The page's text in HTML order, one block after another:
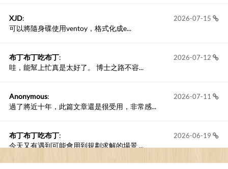
2026-07-15
XJD:
可以將隨身碟使用ventoy，格式化成e...
2026-07-12
布丁布丁吃布丁:
哇，能幫上忙真是太好了。 博士之路不容...
2026-07-11
Anonymous:
過了將近十年，此篇文章還是很受用，非常感...
2026-06-19
布丁布丁吃布丁:
今天又有遇到可能會用到規劃求解的場景 ...